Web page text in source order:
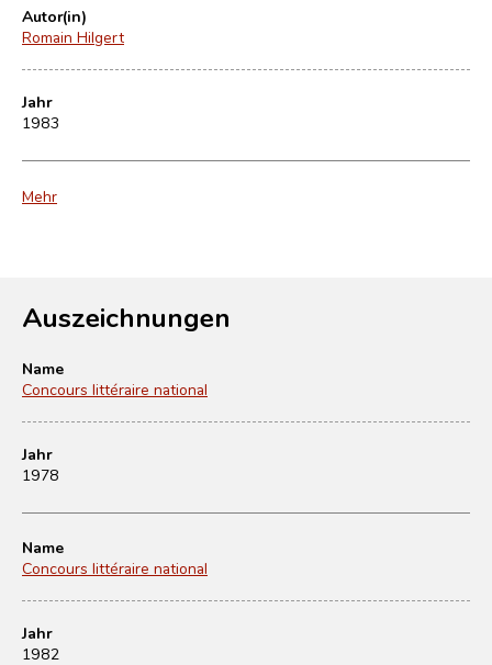
Autor(in)
Romain Hilgert
Jahr
1983
Mehr
Auszeichnungen
Name
Concours littéraire national
Jahr
1978
Name
Concours littéraire national
Jahr
1982